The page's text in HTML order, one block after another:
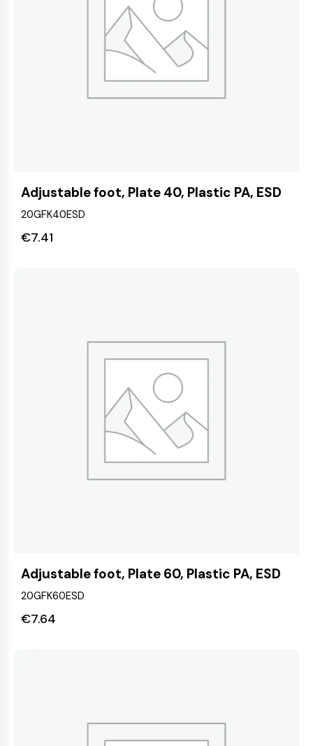
Adjustable foot, Plate 40, Plastic PA, ESD
20GFK40ESD
€7.41
Adjustable foot, Plate 60, Plastic PA, ESD
20GFK60ESD
€7.64